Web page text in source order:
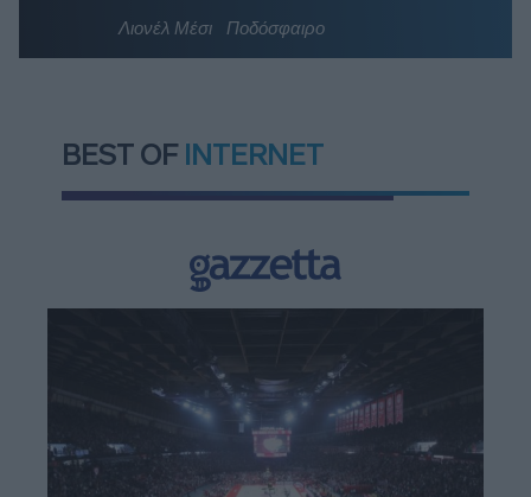
Λιονέλ Μέσι Ποδόσφαιρο
BEST OF INTERNET